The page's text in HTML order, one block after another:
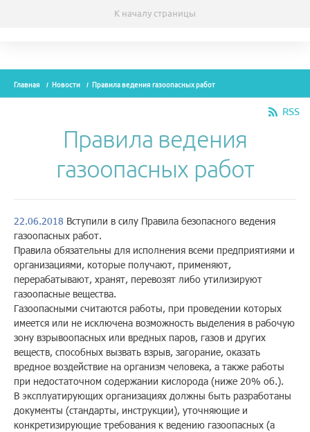
Модули
Рекламодателям
О проекте
Контакты
Помощь
Заказать звонок
Тарифы
Главная Новости Правила ведения газоопасных работ
RSS
Правила ведения
газоопасных работ
22.06.2018 Вступили в силу Правила безопасного ведения
газоопасных работ.
Правила обязательны для исполнения всеми предприятиями и
организациями, которые получают, применяют,
перерабатывают, хранят, перевозят либо утилизируют
газоопасные вещества.
Газоопасными считаются работы, при проведении которых
имеется или не исключена возможность выделения в рабочую
зону взрывоопасных или вредных паров, газов и других
веществ, способных вызвать взрыв, загорание, оказать
вредное воздействие на организм человека, а также работы
при недостаточном содержании кислорода (ниже 20% об.).
В эксплуатирующих организациях должны быть разработаны
документы (стандарты, инструкции), уточняющие и
конкретизирующие требования к ведению газоопасных (а
К началу страницы